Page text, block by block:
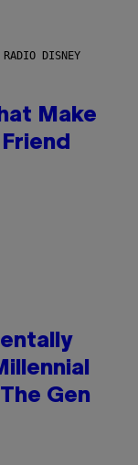
RADIO DISNEY
Make
Gen